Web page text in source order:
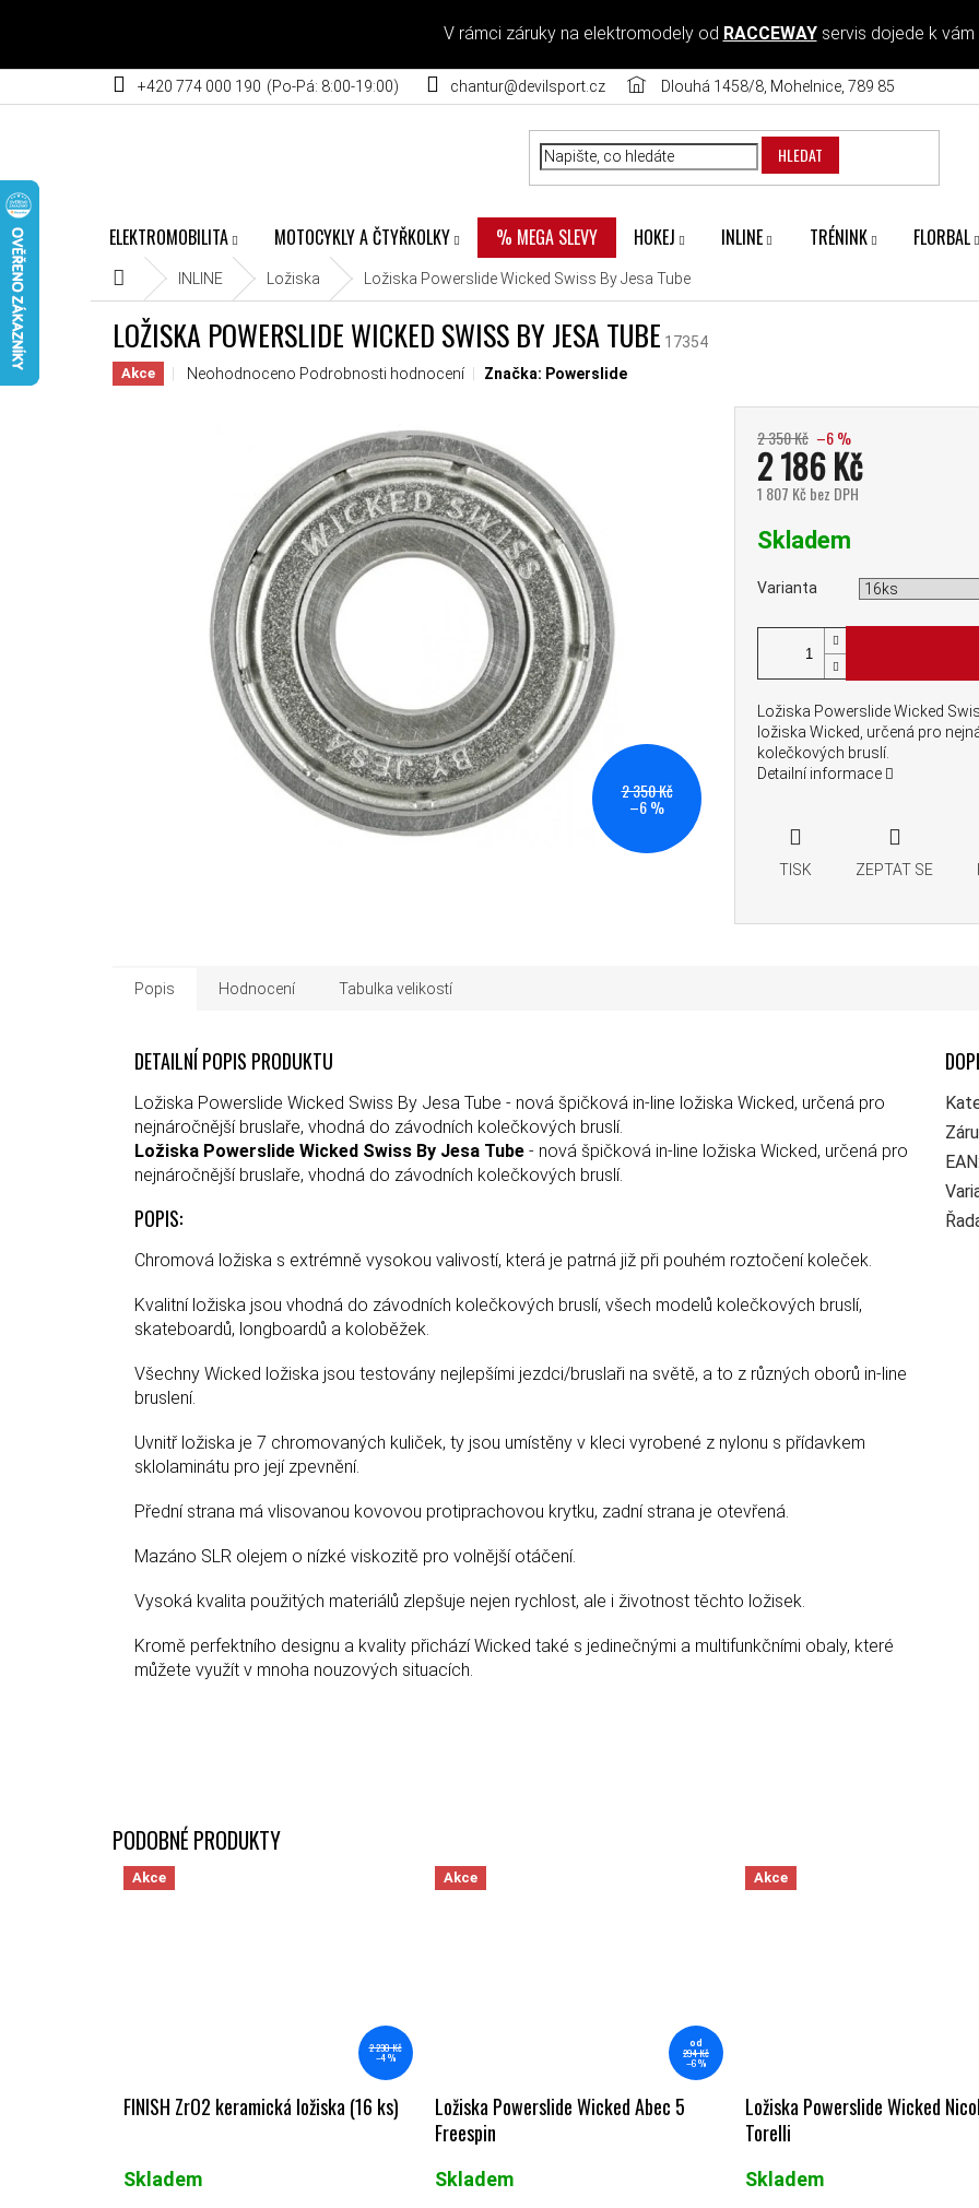
V rámci záruky na elektromodely od RACCEWAYservis dojede k vám
+420 774 000 190 chantur@devilsport.cz Dlouhá 1458/8, Mohelnice, 789 85
HLEDAT
ELEKTROMOBILITA MOTOCYKLY A ČTYŘKOLKY % MEGA SLEVY HOKEJ INLINE TRÉNINK FLORBAL
Domů INLINE Ložiska Ložiska Powerslide Wicked Swiss By Jesa Tube
LOŽISKA POWERSLIDE WICKED SWISS BY JESA TUBE 17354
Akce Průměrné hodnocení produktu je 0,0 z 5 hvězdiček.
Neohodnoceno Podrobnosti hodnocení Značka: Powerslide
2 350 Kč
–6 %
2 350 Kč –6 %
2 186 Kč
1 807 Kč bez DPH
Skladem
Varianta
Ložiska Powerslide Wicked
ložiska Wicked, určená pro
kolečkových bruslí.
Detailní informace
TISK ZEPTAT SE
Popis Hodnocení Tabulka velikostí
DETAILNÍ POPIS PRODUKTU
Ložiska Powerslide Wicked Swiss By Jesa Tube - nová špičková in-line ložiska Wicked, určená pro
nejnáročnější bruslaře, vhodná do závodních kolečkových bruslí.
Ložiska Powerslide Wicked Swiss By Jesa Tube - nová špičková in-line ložiska Wicked, určená pro
nejnáročnější bruslaře, vhodná do závodních kolečkových bruslí.
POPIS:
Chromová ložiska s extrémně vysokou valivostí, která je patrná již při pouhém roztočení koleček.
Kvalitní ložiska jsou vhodná do závodních kolečkových bruslí, všech modelů kolečkových bruslí,
skateboardů, longboardů a koloběžek.
Všechny Wicked ložiska jsou testovány nejlepšími jezdci/bruslaři na světě, a to z různých oborů in-line
bruslení.
Uvnitř ložiska je 7 chromovaných kuliček, ty jsou umístěny v kleci vyrobené z nylonu s přídavkem
sklolaminátu pro její zpevnění.
Přední strana má vlisovanou kovovou protiprachovou krytku, zadní strana je otevřená.
Mazáno SLR olejem o nízké viskozitě pro volnější otáčení.
Vysoká kvalita použitých materiálů zlepšuje nejen rychlost, ale i životnost těchto ložisek.
Kromě perfektního designu a kvality přichází Wicked také s jedinečnými a multifunkčními obaly, které
můžete využít v mnoha nouzových situacích.
EAN
Akce
2 230 Kč
–4 %
FINISH ZrO2 keramická ložiska (16 ks)
Skladem
Akce
od
294 Kč
–6 %
Ložiska Powerslide Wicked Abec 5
Freespin
Skladem
Akce
Ložiska Powerslide Wicked
Torelli
Skladem